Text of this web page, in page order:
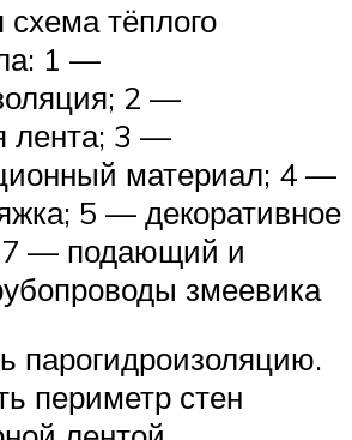
схема тёплого
1 —
2 —
лента; 3 —
материал; 4 —
5 — декоративное
— подающий и
змеевика
парогидроизоляцию.
периметр стен